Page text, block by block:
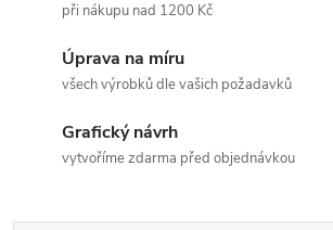
při nákupu nad 1200 Kč
Úprava na míru
všech výrobků dle vašich požadavků
Grafický návrh
vytvoříme zdarma před objednávkou